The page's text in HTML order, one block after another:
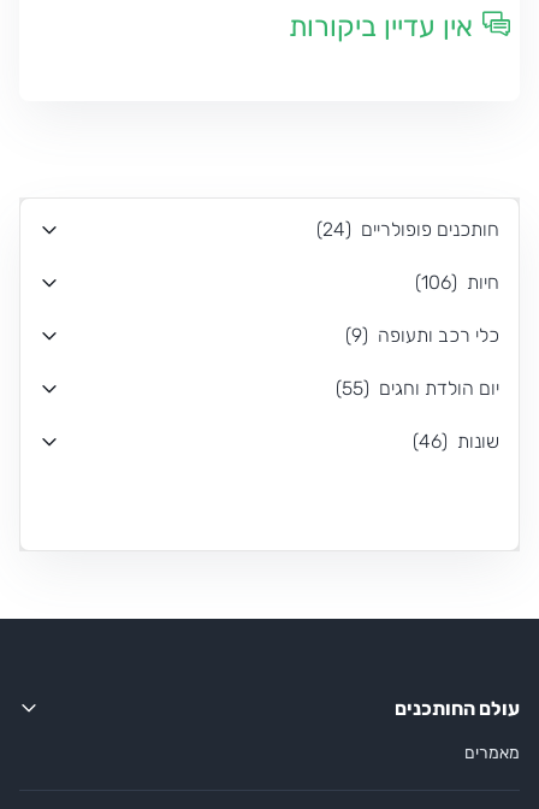
אין עדיין ביקורות
חותכנים פופולריים (
24
)
חיות (
106
)
כלי רכב ותעופה (
9
)
יום הולדת וחגים (
55
)
שונות (
46
)
עולם החותכנים
מאמרים